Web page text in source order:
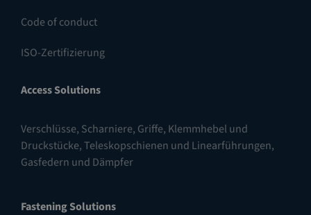
Code of conduct
ISO-Zertifizierung
Access Solutions
Verschlüsse, Scharniere, Griffe, Klemmhebel und
Druckstücke,Teleskopschienen und Linearführungen,
Gasfedern und Dämpfer
Fastening Solutions